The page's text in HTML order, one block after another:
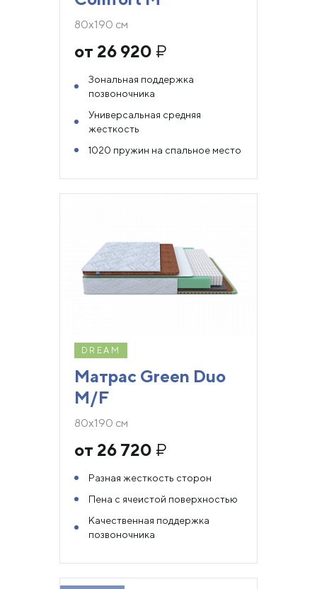
80х190 см
от 26 920 ₽
Зональная поддержка
позвоночника
Универсальная средняя
жесткость
1020 пружин на спальное место
DREAM
Матрас Green Duo
M/F
80х190 см
от 26 720 ₽
Разная жесткость сторон
Пена с ячеистой поверхностью
Качественная поддержка
позвоночника